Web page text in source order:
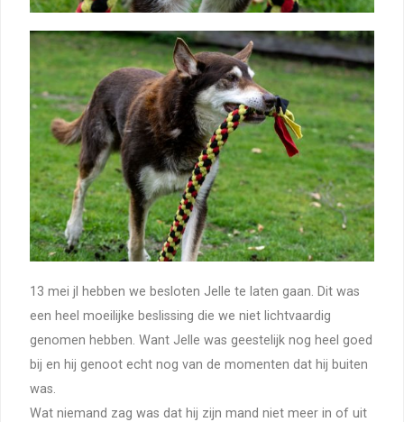
13 mei jl hebben we besloten Jelle te laten gaan. Dit was
een heel moeilijke beslissing die we niet lichtvaardig
genomen hebben. Want Jelle was geestelijk nog heel goed
bij en hij genoot echt nog van de momenten dat hij buiten
was.
Wat niemand zag was dat hij zijn mand niet meer in of uit